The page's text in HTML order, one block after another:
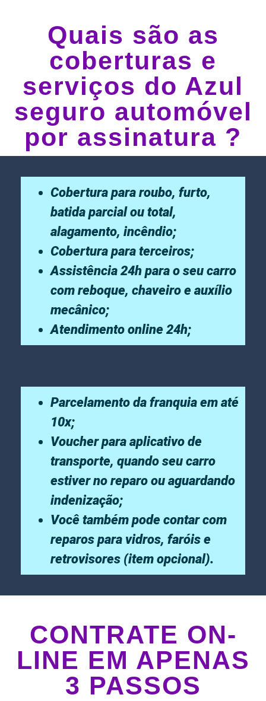
Quais são as
coberturas e
serviços do Azul
seguro automóvel
por assinatura ?
Cobertura para roubo, furto,
batida parcial ou total,
alagamento, incêndio;
Cobertura para terceiros;
Assistência 24h para o seu carro
com reboque, chaveiro e auxílio
mecânico;
Atendimento online 24h;
Parcelamento da franquia em até
10x;
Voucher para aplicativo de
transporte, quando seu carro
estiver no reparo ou aguardando
indenização;
Você também pode contar com
reparos para vidros, faróis e
retrovisores (item opcional).
CONTRATE ON-
LINE EM APENAS
3 PASSOS